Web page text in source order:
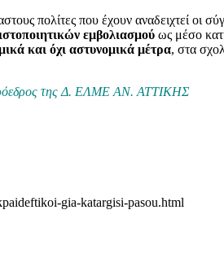
πολίτες που έχουν αναδειχτεί οι
εμβολιασμού ως μέσο
και όχι αστυνομικά μέτρα, στα
Πρόεδρος της Δ. ΕΛΜΕ ΑΝ. ΑΤΤΙΚΗΣ
gia-katargisi-pasou.html